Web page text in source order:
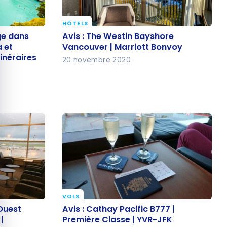
le bandeau des cookies
dans
et
dans
et
Avis : The Westin Bayshore
Vancouver | Marriott Bonvoy
HÔTELS
Avis : The Westin Bayshore
Vancouver | Marriott Bonvoy
20 novembre 2020
|
Avis : Cathay Pacific B777 |
Première Classe | YVR-JFK
VOLS
Avis : Cathay Pacific B777 |
Première Classe | YVR-JFK